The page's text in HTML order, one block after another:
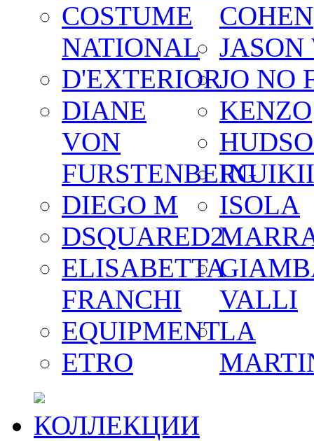
COSTUME
NATIONAL
D'EXTERIOR
DIANE
VON
FURSTENBERG
DIEGO M
DSQUARED2
ELISABETTA
FRANCHI
EQUIPMENT
ETRO
COHEN
JASON
JO NO
KENZO
INUIKII
ISOLA
VALLI
LA
КОЛЛЕКЦИИ